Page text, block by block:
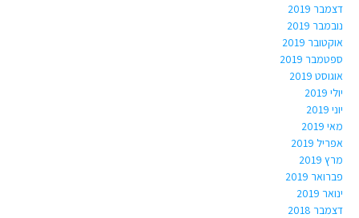
דצמבר 2019
נובמבר 2019
אוקטובר 2019
ספטמבר 2019
אוגוסט 2019
יולי 2019
יוני 2019
מאי 2019
אפריל 2019
מרץ 2019
פברואר 2019
ינואר 2019
דצמבר 2018